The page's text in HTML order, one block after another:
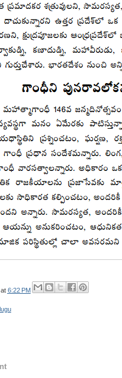
at 6:22 PM